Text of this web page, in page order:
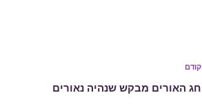
ניווט
הפוסט
הקודם
קודם
חג האורים מבקש שנהיה נאורים